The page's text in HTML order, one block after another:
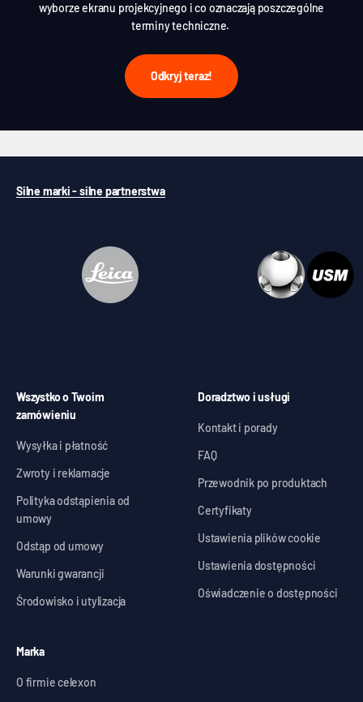
wyborze ekranu projekcyjnego i co oznaczają poszczególne
terminy techniczne.
Odkryj teraz!
Silne marki - silne partnerstwa
Wszystko o Twoim
zamówieniu
Wysyłka i płatność
Zwroty i reklamacje
Polityka odstąpienia od
umowy
Odstąp od umowy
Warunki gwarancji
Środowisko i utylizacja
Doradztwo i usługi
Kontakt i porady
FAQ
Przewodnik po produktach
Certyfikaty
Ustawienia plików cookie
Ustawienia dostępności
Oświadczenie o dostępności
Marka
O firmie celexon